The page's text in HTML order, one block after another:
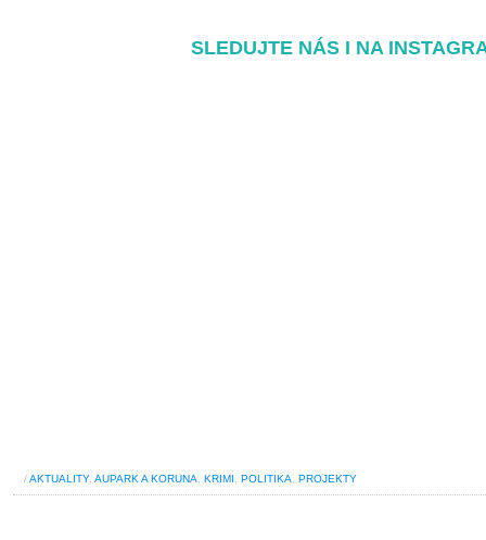
SLEDUJTE NÁS I NA
/AKTUALITY, AUPARK A KORUNA KRIMI POLITIKA PROJEKTY